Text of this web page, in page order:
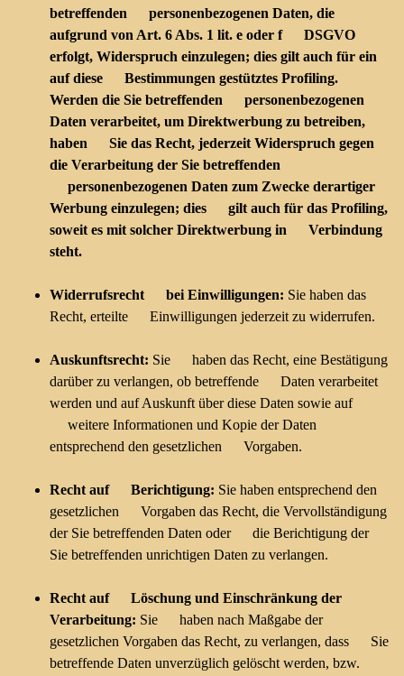
betreffenden personenbezogenen Daten, die
aufgrund von Art. 6 Abs. 1 lit. e oder f DSGVO
erfolgt, Widerspruch einzulegen; dies gilt auch für ein
auf diese Bestimmungen gestütztes Profiling.
Werden die Sie betreffenden personenbezogenen
Daten verarbeitet, um Direktwerbung zu betreiben,
haben Sie das Recht, jederzeit Widerspruch gegen
die Verarbeitung der Sie betreffenden
personenbezogenen Daten zum Zwecke derartiger
Werbung einzulegen; dies gilt auch für das Profiling,
soweit es mit solcher Direktwerbung in Verbindung
steht.
Widerrufsrecht bei Einwilligungen: Sie haben das
Recht, erteilte Einwilligungen jederzeit zu widerrufen.
Auskunftsrecht: Sie haben das Recht, eine Bestätigung
darüber zu verlangen, ob betreffende Daten verarbeitet
werden und auf Auskunft über diese Daten sowie auf
weitere Informationen und Kopie der Daten
entsprechend den gesetzlichen Vorgaben.
Recht auf Berichtigung: Sie haben entsprechend den
gesetzlichen Vorgaben das Recht, die Vervollständigung
der Sie betreffenden Daten oder die Berichtigung der
Sie betreffenden unrichtigen Daten zu verlangen.
Recht auf Löschung und Einschränkung der
Verarbeitung: Sie haben nach Maßgabe der
gesetzlichen Vorgaben das Recht, zu verlangen, dass Sie
betreffende Daten unverzüglich gelöscht werden, bzw.